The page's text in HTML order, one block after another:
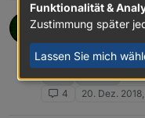
[Anleitung]
Service
Angeheftet
iot
alexa
4
20. Dez.
Funktionalität &
Zustimmung später
Lassen Sie mich